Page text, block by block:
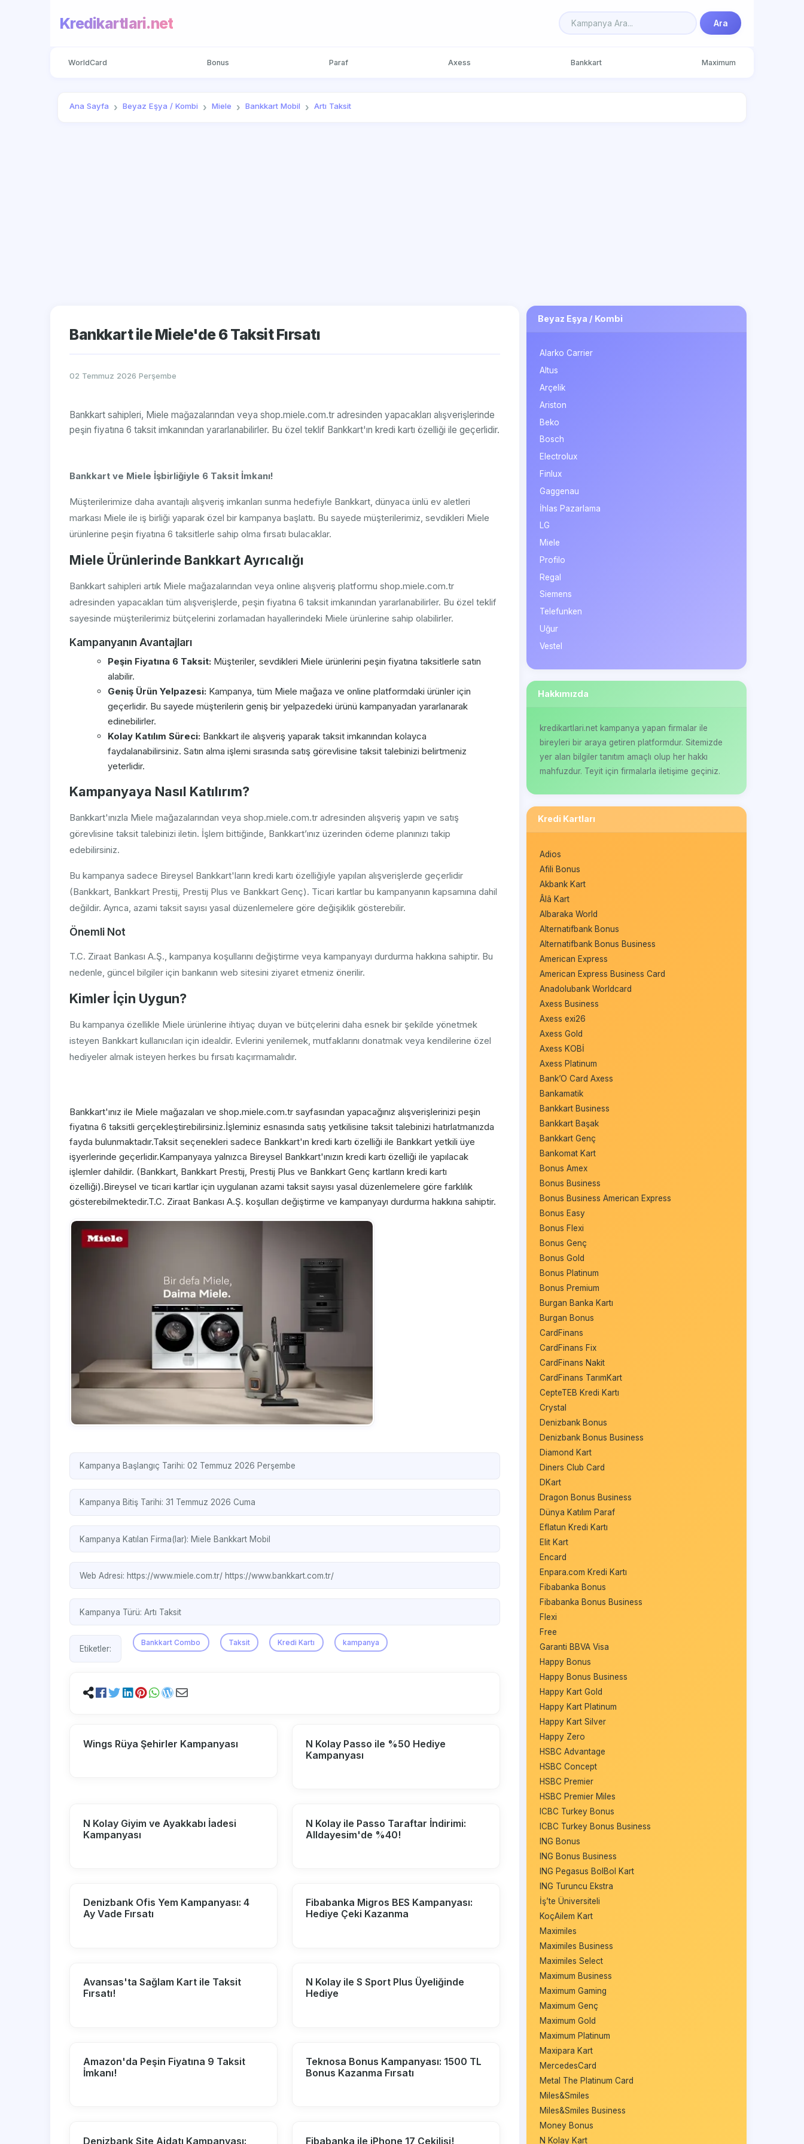
Kredikartlari.net Ara
WorldCard Bonus Paraf Axess Bankkart Maximum
Ana Sayfa Beyaz Eşya / Kombi Miele Bankkart Mobil Artı Taksit
Bankkart ile Miele'de 6 Taksit Fırsatı
02 Temmuz 2026 Perşembe
Bankkart sahipleri, Miele mağazalarından veya shop.miele.com.tr adresinden yapacakları alışverişlerinde
peşin fiyatına 6 taksit imkanından yararlanabilirler. Bu özel teklif Bankkart'ın kredi kartı özelliği ile geçerlidir.
Bankkart ve Miele İşbirliğiyle 6 Taksit İmkanı!
Müşterilerimize daha avantajlı alışveriş imkanları sunma hedefiyle Bankkart, dünyaca ünlü ev aletleri
markası Miele ile iş birliği yaparak özel bir kampanya başlattı. Bu sayede müşterilerimiz, sevdikleri Miele
ürünlerine peşin fiyatına 6 taksitlerle sahip olma fırsatı bulacaklar.
Miele Ürünlerinde Bankkart Ayrıcalığı
Bankkart sahipleri artık Miele mağazalarından veya online alışveriş platformu shop.miele.com.tr
adresinden yapacakları tüm alışverişlerde, peşin fiyatına 6 taksit imkanından yararlanabilirler. Bu özel teklif
sayesinde müşterilerimiz bütçelerini zorlamadan hayallerindeki Miele ürünlerine sahip olabilirler.
Kampanyanın Avantajları
Peşin Fiyatına 6 Taksit: Müşteriler, sevdikleri Miele ürünlerini peşin fiyatına taksitlerle satın
alabilir.
Geniş Ürün Yelpazesi: Kampanya, tüm Miele mağaza ve online platformdaki ürünler için
geçerlidir. Bu sayede müşterilerin geniş bir yelpazedeki ürünü kampanyadan yararlanarak
edinebilirler.
Kolay Katılım Süreci: Bankkart ile alışveriş yaparak taksit imkanından kolayca
faydalanabilirsiniz. Satın alma işlemi sırasında satış görevlisine taksit talebinizi belirtmeniz
yeterlidir.
Kampanyaya Nasıl Katılırım?
Bankkart'ınızla Miele mağazalarından veya shop.miele.com.tr adresinden alışveriş yapın ve satış
görevlisine taksit talebinizi iletin. İşlem bittiğinde, Bankkart’ınız üzerinden ödeme planınızı takip
edebilirsiniz.
Bu kampanya sadece Bireysel Bankkart'ların kredi kartı özelliğiyle yapılan alışverişlerde geçerlidir
(Bankkart, Bankkart Prestij, Prestij Plus ve Bankkart Genç). Ticari kartlar bu kampanyanın kapsamına dahil
değildir. Ayrıca, azami taksit sayısı yasal düzenlemelere göre değişiklik gösterebilir.
Önemli Not
T.C. Ziraat Bankası A.Ş., kampanya koşullarını değiştirme veya kampanyayı durdurma hakkına sahiptir. Bu
nedenle, güncel bilgiler için bankanın web sitesini ziyaret etmeniz önerilir.
Kimler İçin Uygun?
Bu kampanya özellikle Miele ürünlerine ihtiyaç duyan ve bütçelerini daha esnek bir şekilde yönetmek
isteyen Bankkart kullanıcıları için idealdir. Evlerini yenilemek, mutfaklarını donatmak veya kendilerine özel
hediyeler almak isteyen herkes bu fırsatı kaçırmamalıdır.
Bankkart'ınız ile Miele mağazaları ve shop.miele.com.tr sayfasından yapacağınız alışverişlerinizi peşin
fiyatına 6 taksitli gerçekleştirebilirsiniz.İşleminiz esnasında satış yetkilisine taksit talebinizi hatırlatmanızda
fayda bulunmaktadır.Taksit seçenekleri sadece Bankkart'ın kredi kartı özelliği ile Bankkart yetkili üye
işyerlerinde geçerlidir.Kampanyaya yalnızca Bireysel Bankkart'ınızın kredi kartı özelliği ile yapılacak
işlemler dahildir. (Bankkart, Bankkart Prestij, Prestij Plus ve Bankkart Genç kartların kredi kartı
özelliği).Bireysel ve ticari kartlar için uygulanan azami taksit sayısı yasal düzenlemelere göre farklılık
gösterebilmektedir.T.C. Ziraat Bankası A.Ş. koşulları değiştirme ve kampanyayı durdurma hakkına sahiptir.
Kampanya Başlangıç Tarihi: 02 Temmuz 2026 Perşembe
Kampanya Bitiş Tarihi: 31 Temmuz 2026 Cuma
Kampanya Katılan Firma(lar): Miele Bankkart Mobil
Web Adresi: https://www.miele.com.tr/ https://www.bankkart.com.tr/
Kampanya Türü: Artı Taksit
Etiketler:
Bankkart Combo Taksit Kredi Kartı kampanya
Wings Rüya Şehirler Kampanyası
N Kolay Passo ile %50 Hediye
Kampanyası
N Kolay Giyim ve Ayakkabı İadesi
Kampanyası
N Kolay ile Passo Taraftar İndirimi:
Alldayesim'de %40!
Denizbank Ofis Yem Kampanyası: 4
Ay Vade Fırsatı
Fibabanka Migros BES Kampanyası:
Hediye Çeki Kazanma
Avansas'ta Sağlam Kart ile Taksit
Fırsatı!
N Kolay ile S Sport Plus Üyeliğinde
Hediye
Amazon'da Peşin Fiyatına 9 Taksit
İmkanı!
Teknosa Bonus Kampanyası: 1500 TL
Bonus Kazanma Fırsatı
Denizbank Site Aidatı Kampanyası: Fibabanka ile iPhone 17 Çekilişi!
Beyaz Eşya / Kombi
Alarko Carrier
Altus
Arçelik
Ariston
Beko
Bosch
Electrolux
Finlux
Gaggenau
İhlas Pazarlama
LG
Miele
Profilo
Regal
Siemens
Telefunken
Uğur
Vestel
Hakkımızda
kredikartlari.net kampanya yapan firmalar ile
bireyleri bir araya getiren platformdur. Sitemizde
yer alan bilgiler tanıtım amaçlı olup her hakkı
mahfuzdur. Teyit için firmalarla iletişime geçiniz.
Kredi Kartları
Adios
Afili Bonus
Akbank Kart
Âlâ Kart
Albaraka World
Alternatifbank Bonus
Alternatifbank Bonus Business
American Express
American Express Business Card
Anadolubank Worldcard
Axess Business
Axess exi26
Axess Gold
Axess KOBİ
Axess Platinum
Bank’O Card Axess
Bankamatik
Bankkart Business
Bankkart Başak
Bankkart Genç
Bankomat Kart
Bonus Amex
Bonus Business
Bonus Business American Express
Bonus Easy
Bonus Flexi
Bonus Genç
Bonus Gold
Bonus Platinum
Bonus Premium
Burgan Banka Kartı
Burgan Bonus
CardFinans
CardFinans Fix
CardFinans Nakit
CardFinans TarımKart
CepteTEB Kredi Kartı
Crystal
Denizbank Bonus
Denizbank Bonus Business
Diamond Kart
Diners Club Card
DKart
Dragon Bonus Business
Dünya Katılım Paraf
Eflatun Kredi Kartı
Elit Kart
Encard
Enpara.com Kredi Kartı
Fibabanka Bonus
Fibabanka Bonus Business
Flexi
Free
Garanti BBVA Visa
Happy Bonus
Happy Bonus Business
Happy Kart Gold
Happy Kart Platinum
Happy Kart Silver
Happy Zero
HSBC Advantage
HSBC Concept
HSBC Premier
HSBC Premier Miles
ICBC Turkey Bonus
ICBC Turkey Bonus Business
ING Bonus
ING Bonus Business
ING Pegasus BolBol Kart
ING Turuncu Ekstra
İş’te Üniversiteli
KoçAilem Kart
Maximiles
Maximiles Business
Maximiles Select
Maximum Business
Maximum Gaming
Maximum Genç
Maximum Gold
Maximum Platinum
Maxipara Kart
MercedesCard
Metal The Platinum Card
Miles&Smiles
Miles&Smiles Business
Money Bonus
N Kolay Kart